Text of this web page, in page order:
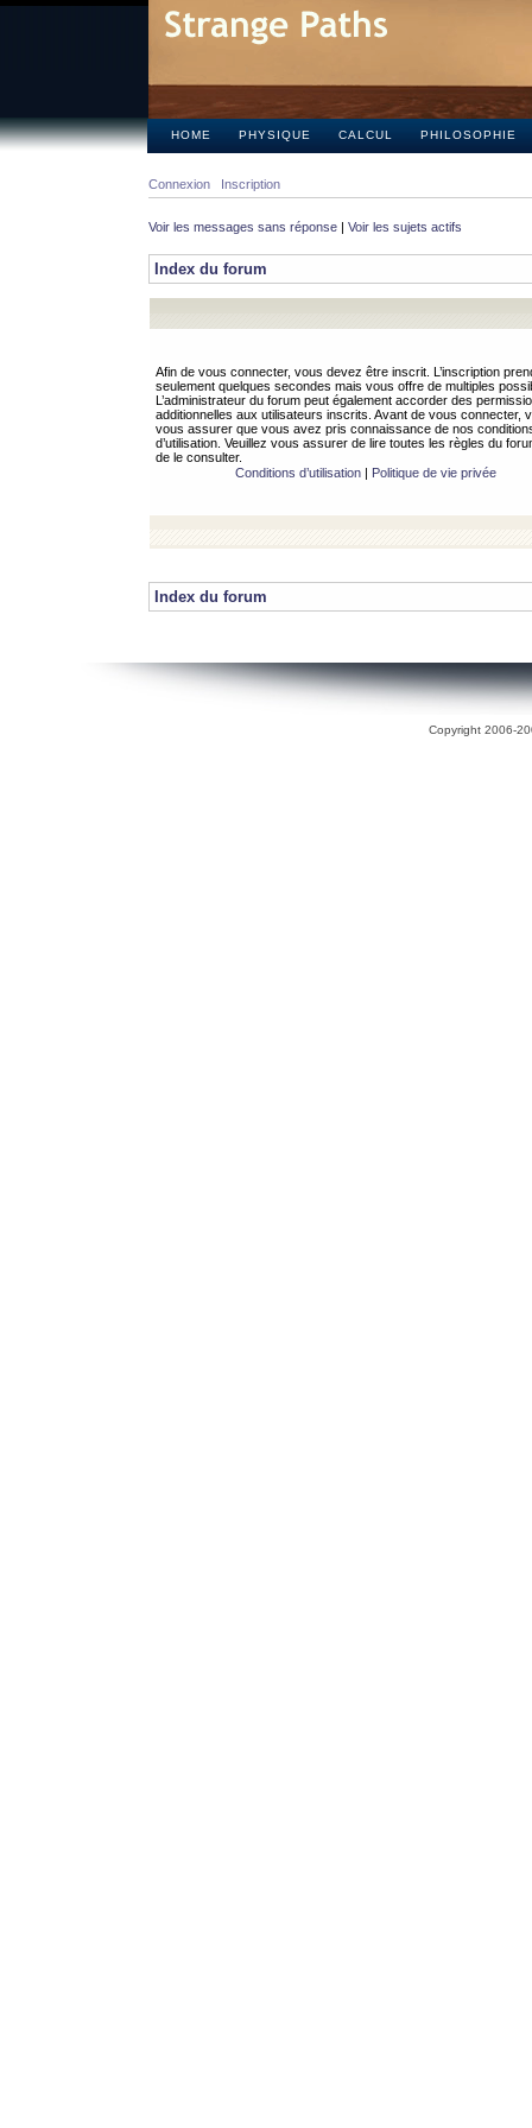
HOME PHYSIQUE CALCUL PHILOSOPHIE
Connexion Inscription
Voir les messages sans réponse | Voir les sujets actifs
Index du forum
Afin de vous connecter, vous devez être inscrit. L’inscription
seulement quelques secondes mais vous offre de multiples
L’administrateur du forum peut également accorder des
additionnelles aux utilisateurs inscrits. Avant de vous connecter,
vous assurer que vous avez pris connaissance de nos
d’utilisation. Veuillez vous assurer de lire toutes les règles du
de le consulter.
Conditions d’utilisation| Politique de vie privée
Index du forum
Copyright 2006-